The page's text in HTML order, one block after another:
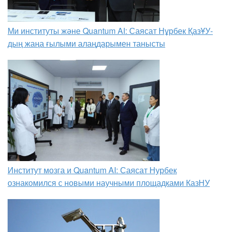
Ми институты және Quantum AI: Саясат Нұрбек ҚазҰУ-
дың жаңа ғылыми алаңдарымен танысты
Институт мозга и Quantum AI: Саясат Нурбек
ознакомился с новыми научными площадками КазНУ